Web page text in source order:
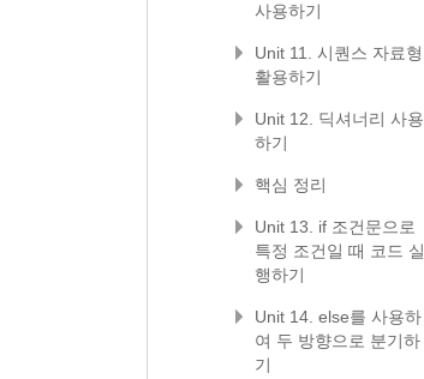
사용하기
Unit 11. 시퀀스 자료형
활용하기
Unit 12. 딕셔너리 사용
하기
핵심 정리
Unit 13. if 조건문으로
특정 조건일 때 코드 실
행하기
Unit 14. else를 사용하
여 두 방향으로 분기하
기